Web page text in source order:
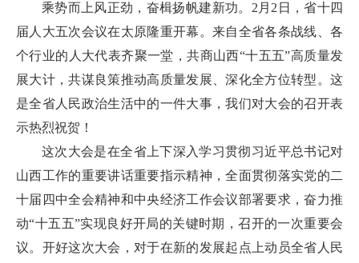
乘势而上风正劲，奋楫扬帆建新功。2月2日，省十四
届人大五次会议在太原隆重开幕。来自全省各条战线、各
个行业的人大代表齐聚一堂，共商山西“十五五”高质量发
展大计，共谋良策推动高质量发展、深化全方位转型。这
是全省人民政治生活中的一件大事，我们对大会的召开表
示热烈祝贺！
这次大会是在全省上下深入学习贯彻习近平总书记对
山西工作的重要讲话重要指示精神，全面贯彻落实党的二
十届四中全会精神和中央经济工作会议部署要求，奋力推
动“十五五”实现良好开局的关键时期，召开的一次重要会
议。开好这次大会，对于在新的发展起点上动员全省人民